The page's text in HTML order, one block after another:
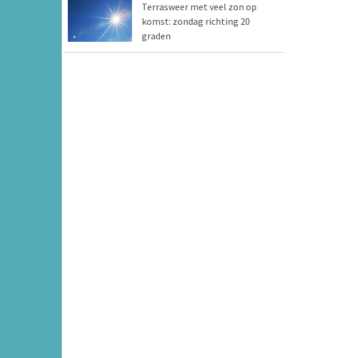
Terrasweer met veel zon op
komst: zondag richting 20
graden